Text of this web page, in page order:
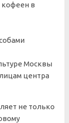
в
Москвы
центра
не только